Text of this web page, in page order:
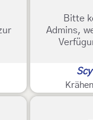
Bitte
Admins,